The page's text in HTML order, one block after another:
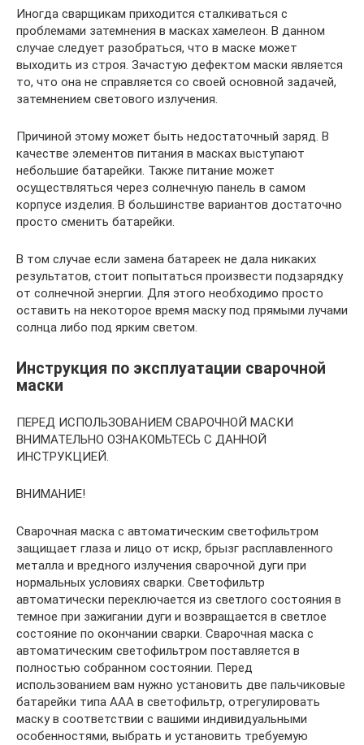
Иногда сварщикам приходится сталкиваться с
проблемами затемнения в масках хамелеон. В данном
случае следует разобраться, что в маске может
выходить из строя. Зачастую дефектом маски является
то, что она не справляется со своей основной задачей,
затемнением светового излучения.
Причиной этому может быть недостаточный заряд. В
качестве элементов питания в масках выступают
небольшие батарейки. Также питание может
осуществляться через солнечную панель в самом
корпусе изделия. В большинстве вариантов достаточно
просто сменить батарейки.
В том случае если замена батареек не дала никаких
результатов, стоит попытаться произвести подзарядку
от солнечной энергии. Для этого необходимо просто
оставить на некоторое время маску под прямыми лучами
солнца либо под ярким светом.
Инструкция по эксплуатации сварочной
маски
ПЕРЕД ИСПОЛЬЗОВАНИЕМ СВАРОЧНОЙ МАСКИ
ВНИМАТЕЛЬНО ОЗНАКОМЬТЕСЬ С ДАННОЙ
ИНСТРУКЦИЕЙ.
ВНИМАНИЕ!
Сварочная маска с автоматическим светофильтром
защищает глаза и лицо от искр, брызг расплавленного
металла и вредного излучения сварочной дуги при
нормальных условиях сварки. Светофильтр
автоматически переключается из светлого состояния в
темное при зажигании дуги и возвращается в светлое
состояние по окончании сварки. Сварочная маска с
автоматическим светофильтром поставляется в
полностью собранном состоянии. Перед
использованием вам нужно установить две пальчиковые
батарейки типа ААА в светофильтр, отрегулировать
маску в соответствии с вашими индивидуальными
особенностями, выбрать и установить требуемую